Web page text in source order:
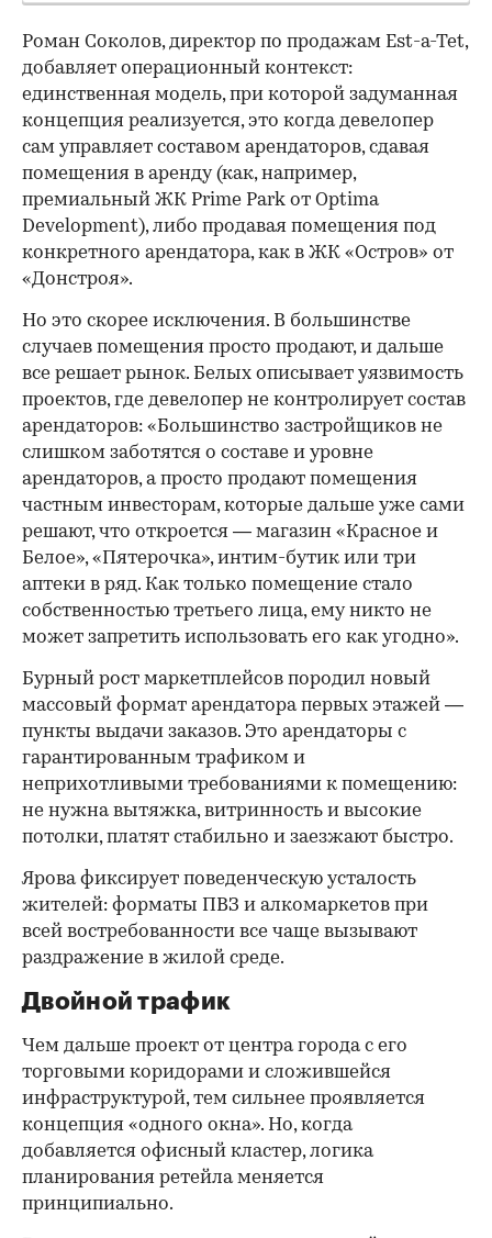
Роман Соколов, директор по продажам Est-a-Tet,
добавляет операционный контекст:
единственная модель, при которой задуманная
концепция реализуется, это когда девелопер
сам управляет составом арендаторов, сдавая
помещения в аренду (как, например,
премиальный ЖК Prime Park от Optima
Development), либо продавая помещения под
конкретного арендатора, как в ЖК «Остров» от
«Донстроя».
Но это скорее исключения. В большинстве
случаев помещения просто продают, и дальше
все решает рынок. Белых описывает уязвимость
проектов, где девелопер не контролирует состав
арендаторов: «Большинство застройщиков не
слишком заботятся о составе и уровне
арендаторов, а просто продают помещения
частным инвесторам, которые дальше уже сами
решают, что откроется — магазин «Красное и
Белое», «Пятерочка», интим-бутик или три
аптеки в ряд. Как только помещение стало
собственностью третьего лица, ему никто не
может запретить использовать его как угодно».
Бурный рост маркетплейсов породил новый
массовый формат арендатора первых этажей —
пункты выдачи заказов. Это арендаторы с
гарантированным трафиком и
неприхотливыми требованиями к помещению:
не нужна вытяжка, витринность и высокие
потолки, платят стабильно и заезжают быстро.
Ярова фиксирует поведенческую усталость
жителей: форматы ПВЗ и алкомаркетов при
всей востребованности все чаще вызывают
раздражение в жилой среде.
Двойной трафик
Чем дальше проект от центра города с его
торговыми коридорами и сложившейся
инфраструктурой, тем сильнее проявляется
концепция «одного окна». Но, когда
добавляется офисный кластер, логика
планирования ретейла меняется
принципиально.